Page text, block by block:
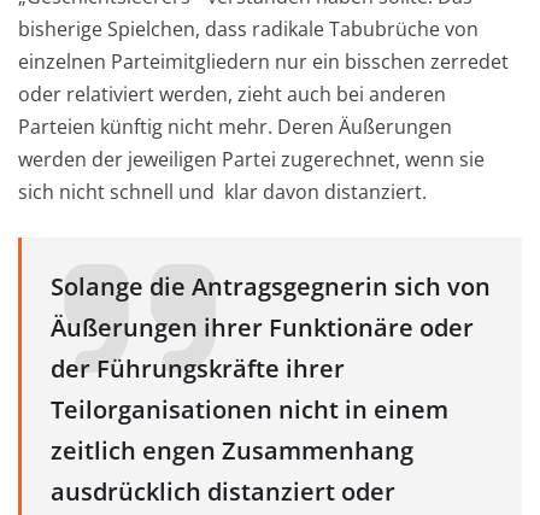
bisherige Spielchen, dass radikale Tabubrüche von
einzelnen Parteimitgliedern nur ein bisschen zerredet
oder relativiert werden, zieht auch bei anderen
Parteien künftig nicht mehr. Deren Äußerungen
werden der jeweiligen Partei zugerechnet, wenn sie
sich nicht schnell und klar davon distanziert.
Solange die Antragsgegnerin sich von
Äußerungen ihrer Funktionäre oder
der Führungskräfte ihrer
Teilorganisationen nicht in einem
zeitlich engen Zusammenhang
ausdrücklich distanziert oder